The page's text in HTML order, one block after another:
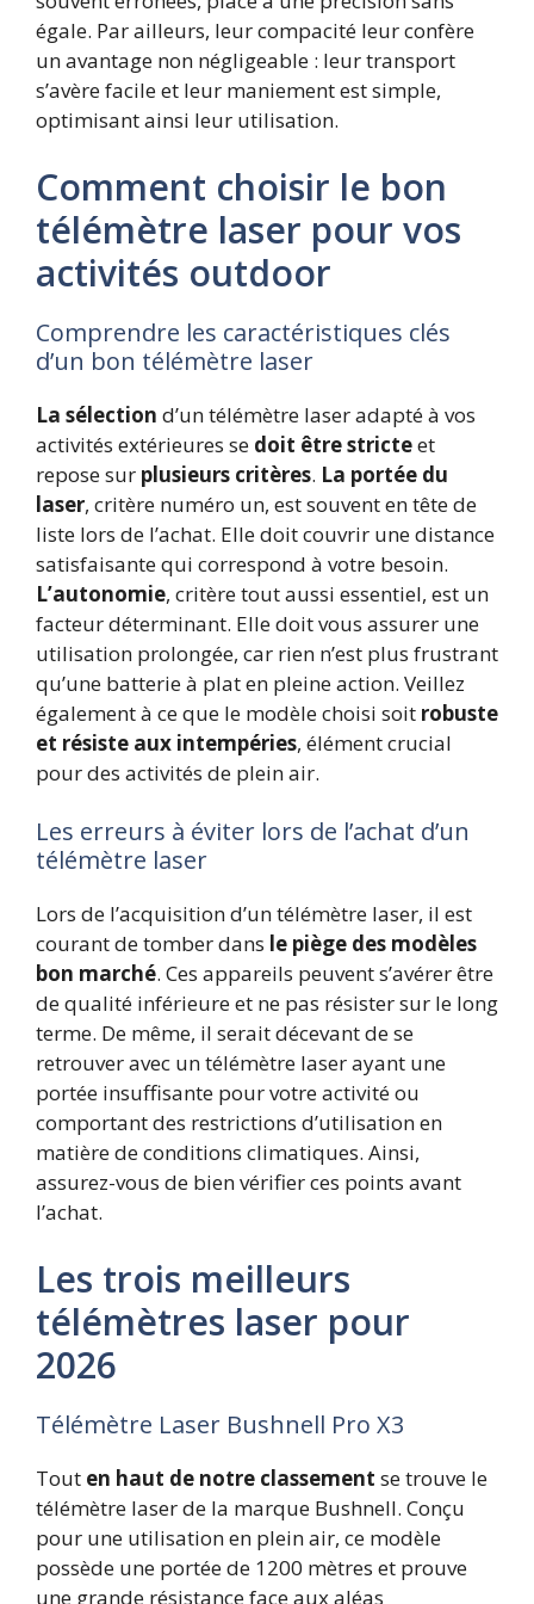
égale. Par ailleurs, leur compacité leur confère
un avantage non négligeable : leur transport
s’avère facile et leur maniement est simple,
optimisant ainsi leur utilisation.
Comment choisir le bon
télémètre laser pour vos
activités outdoor
Comprendre les caractéristiques clés
d’un bon télémètre laser
La sélection d’un télémètre laser adapté à vos
activités extérieures se doit être stricteet
repose sur plusieurs critères. La portée du
laser, critère numéro un, est souvent en tête de
liste lors de l’achat. Elle doit couvrir une distance
satisfaisante qui correspond à votre besoin.
L’autonomie, critère tout aussi essentiel, est un
facteur déterminant. Elle doit vous assurer une
utilisation prolongée, car rien n’est plus frustrant
qu’une batterie à plat en pleine action. Veillez
également à ce que le modèle choisi soit robuste
et résiste aux intempéries, élément crucial
pour des activités de plein air.
Les erreurs à éviter lors de l’achat d’un
télémètre laser
Lors de l’acquisition d’un télémètre laser, il est
courant de tomber dans le piège des modèles
bon marché. Ces appareils peuvent s’avérer être
de qualité inférieure et ne pas résister sur le long
terme. De même, il serait décevant de se
retrouver avec un télémètre laser ayant une
portée insuffisante pour votre activité ou
comportant des restrictions d’utilisation en
matière de conditions climatiques. Ainsi,
assurez-vous de bien vérifier ces points avant
l’achat.
Les trois meilleurs
télémètres laser pour
2026
Télémètre Laser Bushnell Pro X3
Tout en haut de notre classement se trouve le
télémètre laser de la marque Bushnell. Conçu
pour une utilisation en plein air, ce modèle
possède une portée de 1200 mètres et prouve
une grande résistance face aux aléas